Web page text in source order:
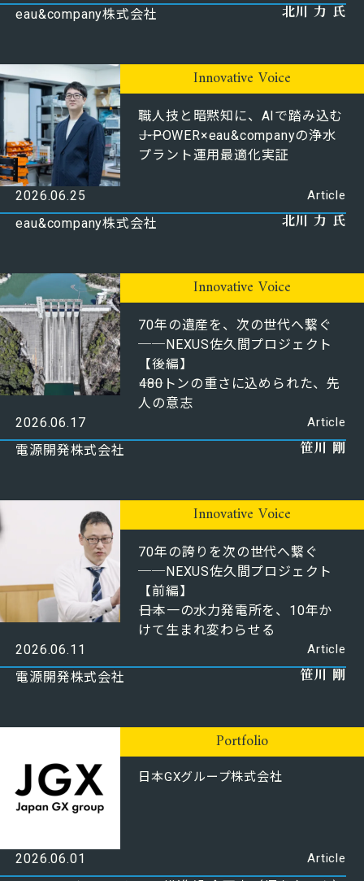
eau&company株式会社 北川 力 氏
Innovative Voice
職人技と暗黙知に、AIで踏み込む
――J-POWER×eau&companyの浄水
プラント運用最適化実証
2026.06.25 Article
eau&company株式会社 北川 力 氏
Innovative Voice
70年の遺産を、次の世代へ繋ぐ
──NEXUS佐久間プロジェクト
【後編】
――480トンの重さに込められた、先
人の意志
2026.06.17
Article
電源開発株式会社 笹川 剛
Innovative Voice
70年の誇りを次の世代へ繋ぐ
──NEXUS佐久間プロジェクト
【前編】
――日本一の水力発電所を、10年か
けて生まれ変わらせる
2026.06.11
Article
電源開発株式会社 笹川 剛
Portfolio
日本GXグループ株式会社
2026.06.01 Article